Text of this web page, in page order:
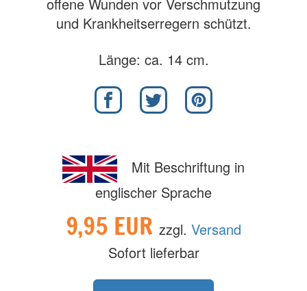
und Krankheitserregern schützt.
Länge: ca. 14 cm.
Mit Beschriftung in
englischer Sprache
9,95 EUR zzgl. Versand
Sofort lieferbar